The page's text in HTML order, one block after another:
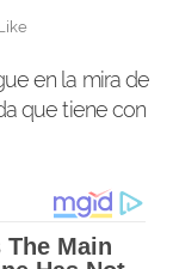
en la mira de
que tiene con